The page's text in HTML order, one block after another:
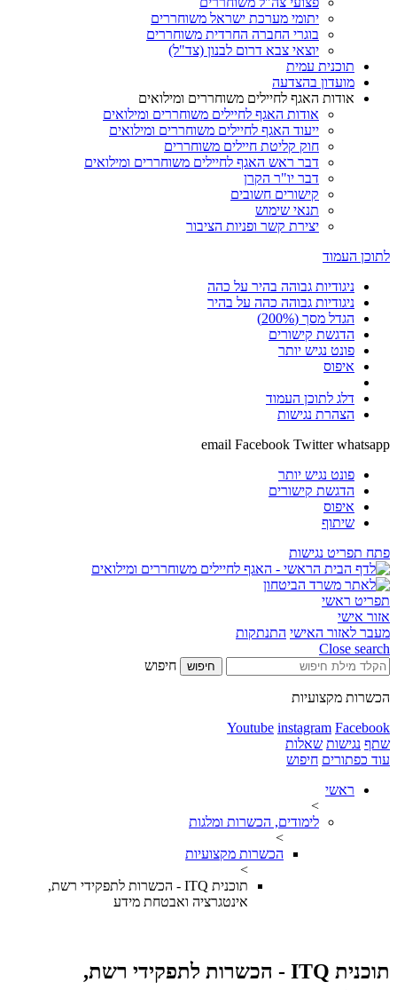
יתומי מערכת ישראל משוחררים
בוגרי החברה החרדית משוחררים
יוצאי צבא דרום לבנון (צד"ל)
תוכנית עמית
מועדון בהצדעה
אודות האגף לחיילים משוחררים ומילואים
אודות האגף לחיילים משוחררים ומילואים
ייעוד האגף לחיילים משוחררים ומילואים
חוק קליטת חיילים משוחררים
דבר ראש האגף לחיילים משוחררים ומילואים
דבר יו"ר הקרן
קישורים חשובים
תנאי שימוש
יצירת קשר ופניות הציבור
לתוכן העמוד
ניגודיות גבוהה בהיר על כהה
ניגודיות גבוהה כהה על בהיר
הגדל מסך (200%)
הדגשת קישורים
פונט נגיש יותר
איפוס
דלג לתוכן העמוד
הצהרת נגישות
email Facebook Twitter whatsapp
פונט נגיש יותר
הדגשת קישורים
איפוס
שיתוף
פתח תפריט נגישות
תפריט ראשי
אזור אישי
מעבר לאזור האישי התנתקות
Close search
חיפוש חיפוש
הכשרות מקצועיות
Youtube instagram Facebook
שתף נגישות שאלות
עוד כפתורים חיפוש
ראשי
>
לימודים, הכשרות ומלגות
>
הכשרות מקצועיות
>
תוכנית ITQ - הכשרות לתפקידי רשת,
אינטגרציה ואבטחת מידע
תוכנית ITQ - הכשרות לתפקידי רשת,